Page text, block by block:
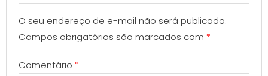
O seu endereço de e-mail não será publicado.
Campos obrigatórios são marcados com *
Comentário *